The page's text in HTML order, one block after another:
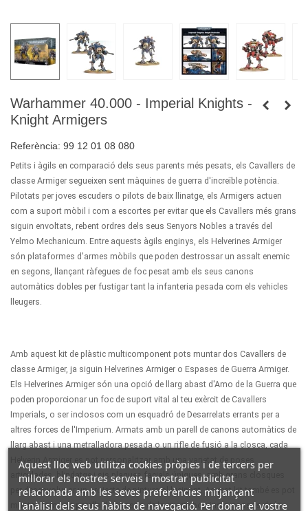
Warhammer 40.000 - Imperial Knights -
Knight Armigers
Referència: 99 12 01 08 080
Petits i àgils en comparació dels seus parents més pesats, els Cavallers de
classe Armiger segueixen sent màquines de guerra d'increïble potència.
Pilotats per joves escuders o pilots de baix llinatge, els Armigers actuen
com a suport mòbil i com a escortes per evitar que els Cavallers més grans
siguin envoltats, rebent ordres dels seus Senyors Nobles a través del
Yelmo Mechanicum. Entre aquests àgils enginys, els Helverines Armiger
són plataformes d'armes mòbils que poden destrossar un assalt enemic
en segons, llançant ràfegues de foc pesat amb els seus canons
automàtics dobles per fustigar tant la infanteria pesada com els vehicles
lleugers.
Amb aquest kit de plàstic multicomponent pots muntar dos Cavallers de
classe Armiger, ja siguin Helverines Armiger o Espases de Guerra Armiger.
Els Helverines Armiger són una opció de llarg abast d'Amo de la Guerra que
poden proporcionar un foc de suport vital al teu exèrcit de Cavallers
Imperials, o ser inclosos com un esquadró de Desarrelats errants per a
altres forces de l'Imperium. Armats amb un parell de canons automàtics de
llarg abast i una metralladora pesada o un rifle de fusió a la closca, cada
Helverin Armiger es pot personalitzar amb una varietat de poses
articulades, blindatge i sis plaques facials úniques, amb grans closques
per desenvolupar un projecte de pintura al·lucinant. Aquest kit també es pot
muntar com una parella de gossos de la guerra botxins o gossos de la
Aquest lloc web utilitza cookies pròpies i de tercers per
millorar els nostres serveis i mostrar publicitat
relacionada amb les seves preferències mitjançant
l'anàlisi dels seus hàbits de navegació. Per donar el vostre